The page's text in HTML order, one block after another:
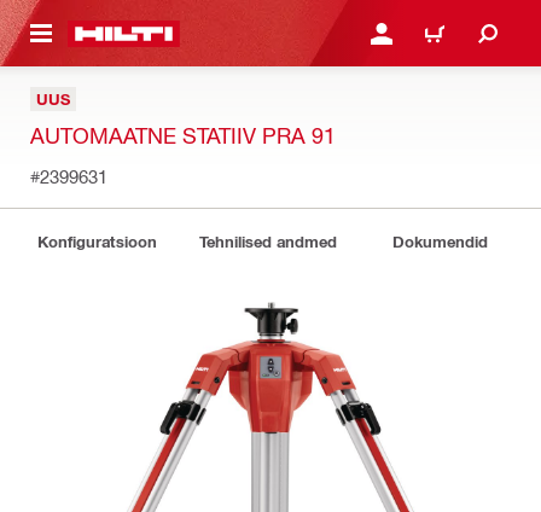
JUURDE LOGI SISSE VÕI
OSTUKORV
UUS
AUTOMAATNE STATIIV PRA 91
#2399631
Konfiguratsioon Tehnilised andmed Dokumendid